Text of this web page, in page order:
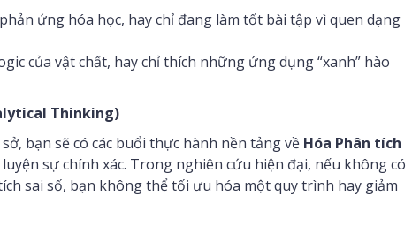
ứng hóa học, hay chỉ đang làm tốt bài tập vì quen dạng
của vật chất, hay chỉ thích những ứng dụng “xanh” hào
Thinking)
bạn sẽ có các buổi thực hành nền tảng về Hóa Phân tích
luyện sự chính xác. Trong nghiên cứu hiện đại, nếu không có
sai số, bạn không thể tối ưu hóa một quy trình hay giảm